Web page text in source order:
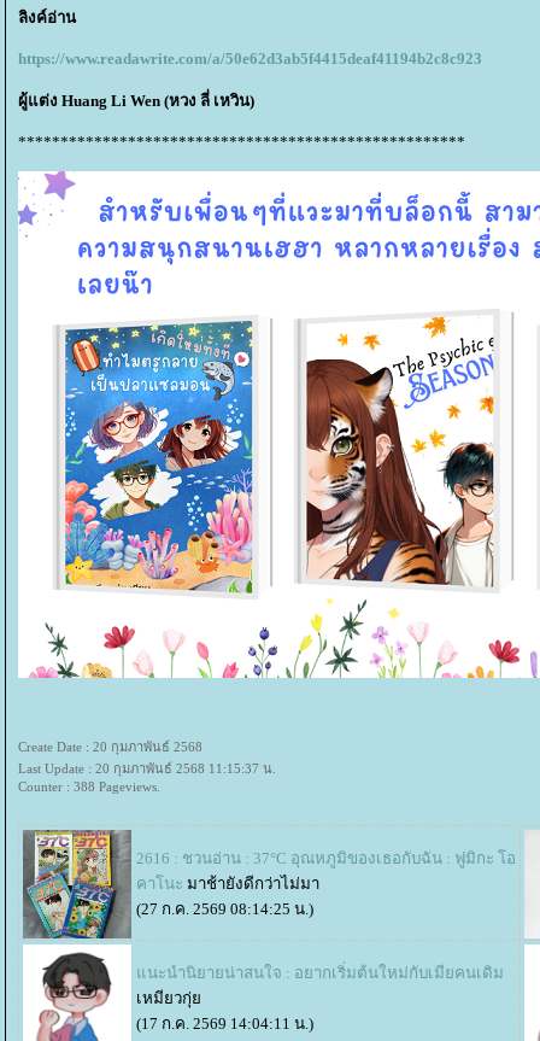
ลิงค์อ่าน
https://www.readawrite.com/a/50e62d3ab5f4415deaf41194b2c8c923
ผู้แต่ง Huang Li Wen (หวง ลี่ เหวิน)
*****************************************************
Create Date : 20 กุมภาพันธ์ 2568
Last Update : 20 กุมภาพันธ์ 2568 11:15:37 น.
Counter : 388 Pageviews.
2616 : ชวนอ่าน : 37°C อุณหภูมิของเธอกับฉัน : ฟูมิกะ โอ
คาโนะ มาช้ายังดีกว่าไม่มา
(27 ก.ค. 2569 08:14:25 น.)
นะนำนิยายน่าสนใจ : อยากเริ่มต้นใหม่กับเมียคนเดิม
เหมียวกุ่
(17 ก.ค. 2569 14:04:11 น.)